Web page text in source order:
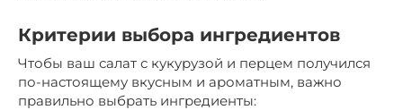
Критерии выбора ингредиентов
Чтобы ваш салат с кукурузой и перцем получился
по-настоящему вкусным и ароматным, важно
правильно выбрать ингредиенты: